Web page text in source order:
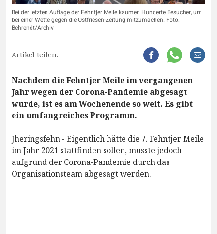
Bei der letzten Auflage der Fehntjer Meile kaumen Hunderte Besucher, um
bei einer Wette gegen die Ostfriesen-Zeitung mitzumachen. Foto:
Behrendt/Archiv
Artikel teilen:
Nachdem die Fehntjer Meile im vergangenen
Jahr wegen der Corona-Pandemie abgesagt
wurde, ist es am Wochenende so weit. Es gibt
ein umfangreiches Programm.
Jheringsfehn - Eigentlich hätte die 7. Fehntjer Meile
im Jahr 2021 stattfinden sollen, musste jedoch
aufgrund der Corona-Pandemie durch das
Organisationsteam abgesagt werden.